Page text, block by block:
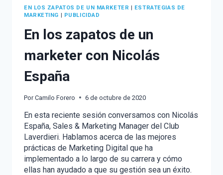
EN LOS ZAPATOS DE UN MARKETER | ESTRATEGIAS DE
MARKETING | PUBLICIDAD
En los zapatos de un
marketer con Nicolás
España
Por Camilo Forero 6 de octubre de 2020
En esta reciente sesión conversamos con Nicolás
España, Sales & Marketing Manager del Club
Laverdieri. Hablamos acerca de las mejores
prácticas de Marketing Digital que ha
implementado a lo largo de su carrera y cómo
ellas han ayudado a que su gestión sea un éxito.